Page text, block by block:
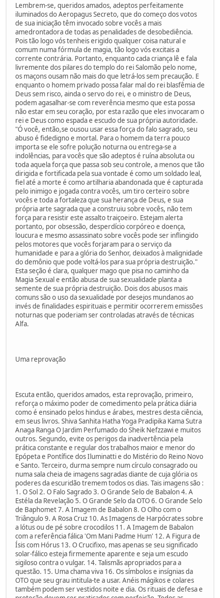
Lembrem-se, queridos amados, adeptos perfeitamente
iluminados do Aeropagus Secreto, que do começo dos votos
de sua iniciação têm invocado sobre vocês a mais
amedrontadora de todas as penalidades de desobediência.
Pois tão logo vós tenheis erigido qualquer coisa natural e
comum numa fórmula de magia, tão logo vós excitais a
corrente contrária. Portanto, enquanto cada criança lê e fala
livremente dos pilares do templo do rei Salomão pelo nome,
os maçons ousam não mais do que letrá-los sem precaução. E
enquanto o homem privado possa falar mal do rei blasfêmia de
Deus sem risco, ainda o servo do rei, e o ministro de Deus,
podem agasalhar-se com reverência mesmo que esta possa
não estar em seu coração, por esta razão que eles invocaram o
rei e Deus como espada e escudo de sua própria autoridade.
"Ó você, então,se ousou usar essa força do falo sagrado, seu
abuso é fidedigno e mortal. Para o homem da terra pouco
importa se ele sofre polução noturna ou entrega-se a
indolências, para vocês que são adeptos é ruína absoluta ou
toda aquela força que passa sob seu controle, a menos que tão
dirigida e fortificada pela sua vontade é como um soldado leal,
fiel até a morte é como artilharia abandonada que é capturada
pelo inimigo e jogada contra vocês, um tiro certeiro sobre
vocês e toda a fortaleza que sua herança de Deus, e sua
própria arte sagrada que a construiu sobre vocês, não tem
força para resistir este assalto traiçoeiro. Estejam alerta
portanto, por obsessão, desperdício corpóreo e doença,
loucura e mesmo assassinato sobre vocês pode ser inflingido
pelos motores que vocês forjaram para o serviço da
humanidade e para a glória do Senhor, deixados à malignidade
do demônio que pode voltá-los para sua própria destruição."
Esta seção é clara, qualquer mago que pisa no caminho da
Magia Sexual e então abusa de sua sexualidade planta a
semente de sua própria destruição. Dois dos abusos mais
comuns são o uso da sexualidade por desejos mundanos ao
invés de finalidades espirituais e permitir ocorrerem emissões
noturnas que poderiam ser controladas através de técnicas
Alfa.
Uma reprovação
Escuta então, queridos amados, esta reprovação, primeiro,
reforça o máximo poder de comedimento pela prática diária
como é ensinado pelos hindus e árabes, mestres desta ciência,
em seus livros. Shiva Sanhita Hatha Yoga Pradipika Kama Sutra
Anaga Ranga O Jardim Perfumado do Sheik Nefzzawi e muitos
outros. Segundo, evite os perigos da inadvertência pela
prática constante e regular dos trabalhos maior e menor do
Epópeta e Pontífice dos Iluminatti e do Mistério do Reino Novo
e Santo. Terceiro, durma sempre num círculo consagrado ou
numa sala cheia de imagens sagradas diante de cuja glória os
poderes da escuridão tremem todos os dias. Tais imagens são :
1. O Sol 2. O Falo Sagrado 3. O Grande Selo de Babalon 4. A
Estéla da Revelação 5. O Grande Selo da OTO 6. O Grande Selo
de Baphomet 7. A Imagem de Babalon 8. O Olho com o
Triângulo 9. A Rosa Cruz 10. As Imagens de Harpócrates sobre
a lótus ou de pé sobre crocodilos 11. A Imagem de Babalon
com a referência fálica 'Om Mani Padme Hum' 12. A Figura de
Ísis com Hórus 13. O Crucifixo, mas apenas se seu significado
solar-fálico esteja firmemente aparente e seja um escudo
sigiloso contra o vulgar. 14. Talismãs apropriados para a
questão. 15. Uma chama viva 16. Os símbolos e insígnias da
OTO que seu grau intitula-te a usar. Anéis mágikos e colares
também podem ser vestidos noite e dia. Os rituais de defesa e